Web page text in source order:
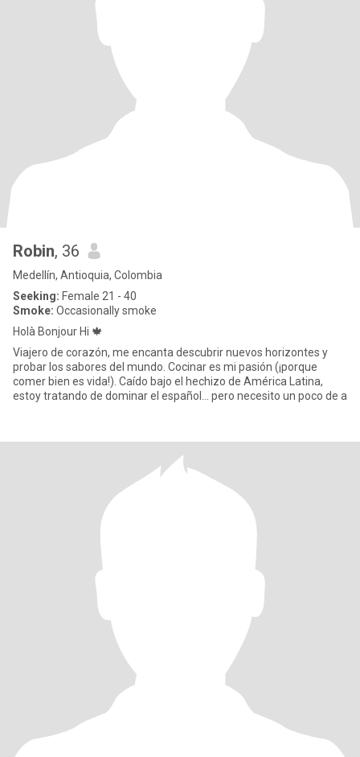
Robin, 36
Medellín, Antioquia, Colombia
Seeking: Female 21 - 40
Smoke: Occasionally smoke
Holà Bonjour Hi 🍁
Viajero de corazón, me encanta descubrir nuevos horizontes y
probar los sabores del mundo. Cocinar es mi pasión (¡porque
comer bien es vida!). Caído bajo el hechizo de América Latina,
estoy tratando de dominar el español... pero necesito un poco de a